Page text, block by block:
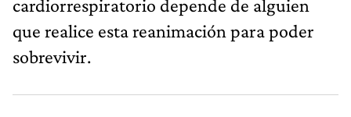
cardiorrespiratorio depende de alguien
que realice esta reanimación para poder
sobrevivir.